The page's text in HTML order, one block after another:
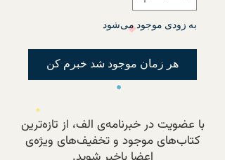
به زودی موجود می‌شود
هر زمان موجود شد خبرم کن
با عضویت در خبرنامه‌ی الف، از تازه‌ترین
کتاب‌های موجود و تخفیف‌های ویژه‌ی